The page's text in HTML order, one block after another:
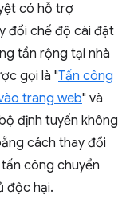
có hỗ trợ
đổi chế độ cài đặt
tần rộng tại nhà
gọi là "Tấn công
trang web" và
định tuyến không
cách thay đổi
công chuyển
độc hại.